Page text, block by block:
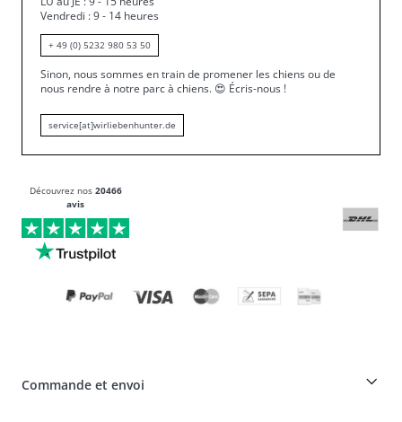
Vendredi : 9 - 14 heures
+ 49 (0) 5232 980 53 50
Sinon, nous sommes en train de promener les chiens ou de
nous rendre à notre parc à chiens. 😍 Écris-nous !
service[at]wirliebenhunter.de
Découvrez nos 20466
avis
Commande et envoi